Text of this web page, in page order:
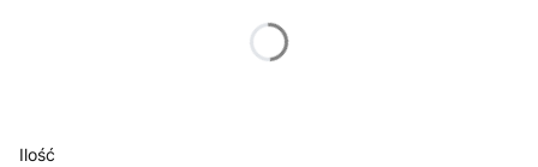
Poszczególne warianty mogą różnić się ceną
Ilość